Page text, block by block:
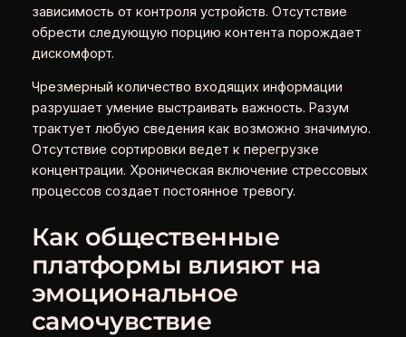
зависимость от контроля устройств. Отсутствие
обрести следующую порцию контента порождает
дискомфорт.
Чрезмерный количество входящих информации
разрушает умение выстраивать важность. Разум
трактует любую сведения как возможно значимую.
Отсутствие сортировки ведет к перегрузке
концентрации. Хроническая включение стрессовых
процессов создает постоянное тревогу.
Как общественные
платформы влияют на
эмоциональное
самочувствие